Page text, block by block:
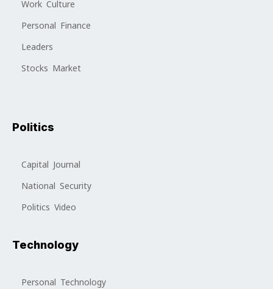
Work Culture
Personal Finance
Leaders
Stocks Market
Politics
Capital Journal
National Security
Politics Video
Technology
Personal Technology